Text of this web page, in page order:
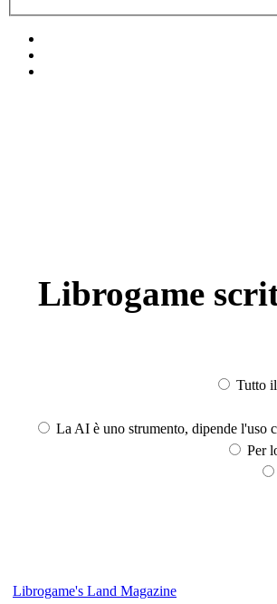
Librogame
Tutto
La AI è uno strumento, dipende l'uso
Per
Librogame's Land Magazine